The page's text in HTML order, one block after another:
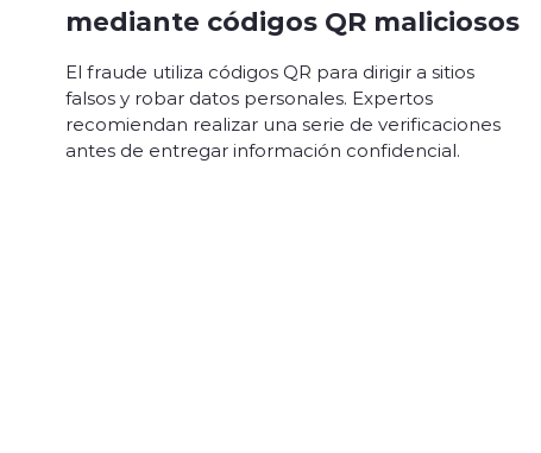
mediante códigos QR maliciosos
El fraude utiliza códigos QR para dirigir a sitios
falsos y robar datos personales. Expertos
recomiendan realizar una serie de verificaciones
antes de entregar información confidencial.